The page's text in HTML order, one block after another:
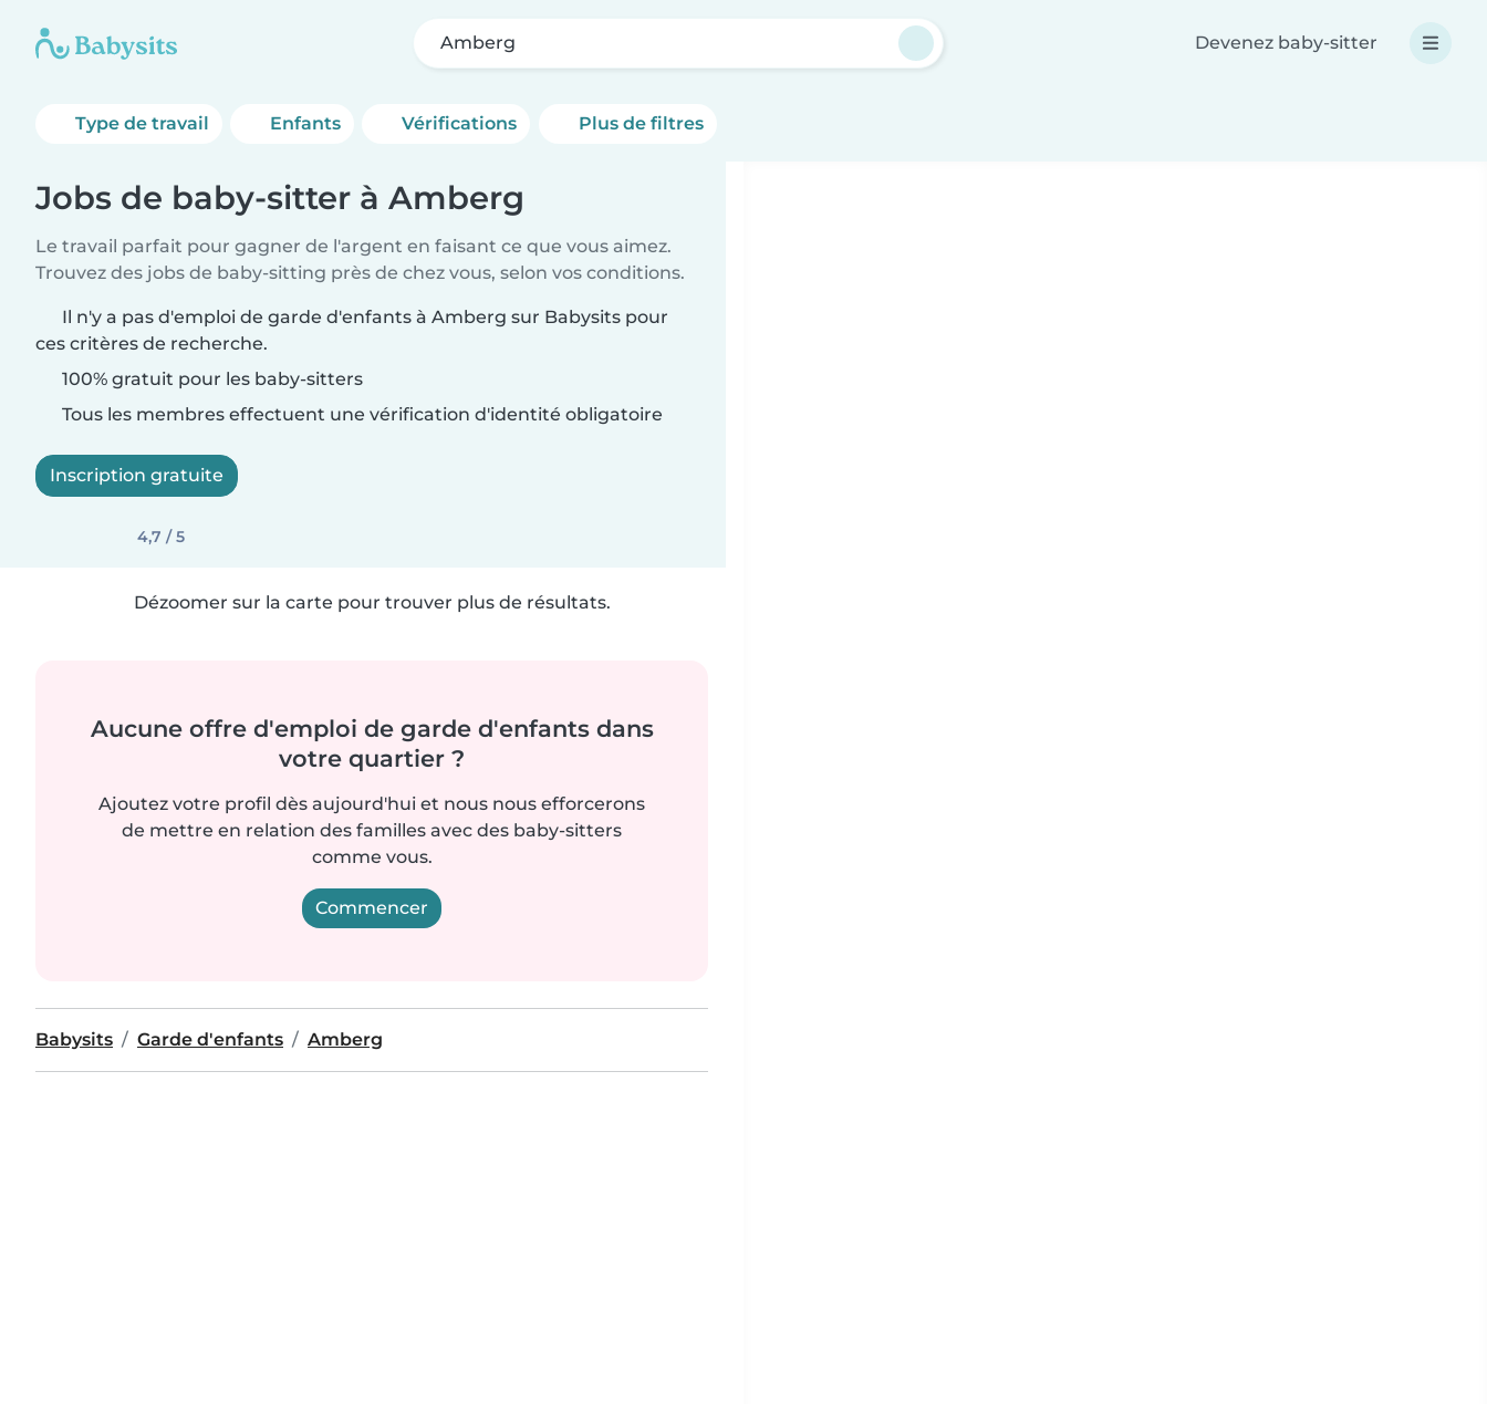
Amberg Devenez baby-sitter
Type de travail Enfants Vérifications Plus de filtres
Jobs de baby-sitter à Amberg
Le travail parfait pour gagner de l'argent en faisant ce que vous aimez.
Trouvez des jobs de baby-sitting près de chez vous, selon vos conditions.
Il n'y a pas d'emploi de garde d'enfants à Amberg sur Babysits pour
ces critères de recherche.
100% gratuit pour les baby-sitters
Tous les membres effectuent une vérification d'identité obligatoire
Inscription gratuite
4,7 / 5
Dézoomer sur la carte pour trouver plus de résultats.
Aucune offre d'emploi de garde d'enfants dans
votre quartier ?
Ajoutez votre profil dès aujourd'hui et nous nous efforcerons
de mettre en relation des familles avec des baby-sitters
comme vous.
Commencer
Babysits Garde d'enfants Amberg